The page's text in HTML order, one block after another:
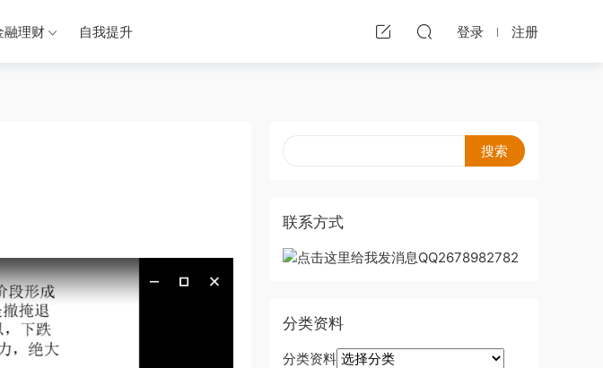
融理财 自我提升 登录 注册
联系方式
分类资料
分类资料